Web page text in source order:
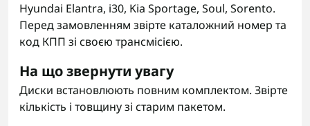
Hyundai Elantra, i30, Kia Sportage, Soul, Sorento.
Перед замовленням звірте каталожний номер та
код КПП зі своєю трансмісією.
На що звернути увагу
Диски встановлюють повним комплектом. Звірте
кількість і товщину зі старим пакетом.